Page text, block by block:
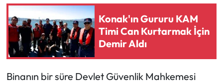
Konak'ın Gururu KAM
Timi Can Kurtarmak İçin
Demir Aldı
Binanın bir süre Devlet Güvenlik Mahkemesi